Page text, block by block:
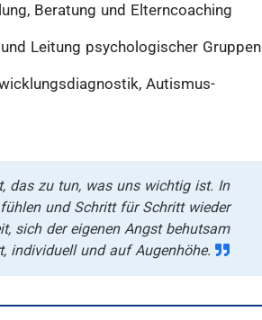
Beratung und Elterncoaching
Leitung psychologischer Gruppen
Autismus-
das zu tun, was uns wichtig ist. In
und Schritt für Schritt wieder
sich der eigenen Angst behutsam
individuell und auf Augenhöhe.